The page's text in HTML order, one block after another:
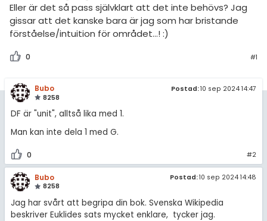
Eller är det så pass självklart att det inte behövs? Jag
gissar att det kanske bara är jag som har bristande
förståelse/intuition för området...! :)
0 #1
Bubo
8258
Postad:10 sep 2024 14:47
DF är "unit", alltså lika med 1.
Man kan inte dela 1 med G.
0 #2
Bubo
8258
Postad:10 sep 2024 14:48
Jag har svårt att begripa din bok. Svenska Wikipedia
beskriver Euklides sats mycket enklare, tycker jag.